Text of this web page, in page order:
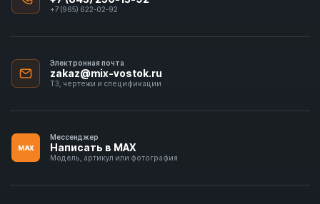
+7 (965) 622-02-92
Электронная почта
zakaz@mix-vostok.ru
ТЗ, чертежи и спецификации
MAX
Мессенджер
Написать в MAX
Модель, артикул или фотография